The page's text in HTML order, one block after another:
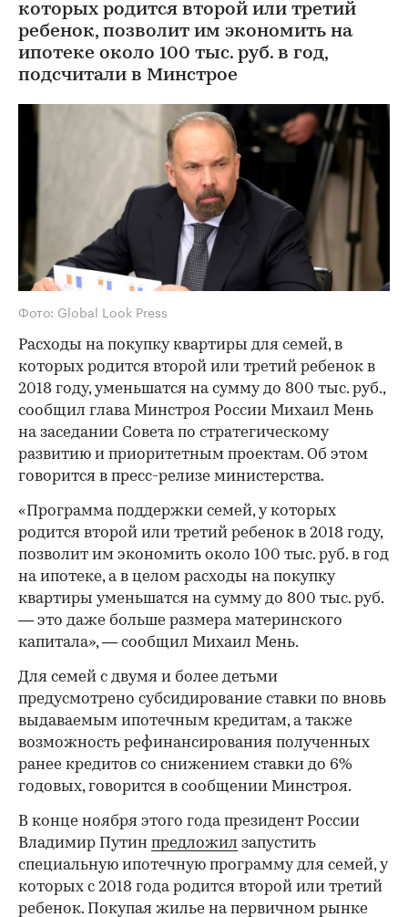
которых родится второй или третий
ребенок, позволит им экономить на
ипотеке около 100 тыс. руб. в год,
подсчитали в Минстрое
Фото: Global Look Press
Расходы на покупку квартиры для семей, в
которых родится второй или третий ребенок в
2018 году, уменьшатся на сумму до 800 тыс. руб.,
сообщил глава Минстроя России Михаил Мень
на заседании Совета по стратегическому
развитию и приоритетным проектам. Об этом
говорится в пресс-релизе министерства.
«Программа поддержки семей, у которых
родится второй или третий ребенок в 2018 году,
позволит им экономить около 100 тыс. руб. в год
на ипотеке, а в целом расходы на покупку
квартиры уменьшатся на сумму до 800 тыс. руб.
— это даже больше размера материнского
капитала», — сообщил Михаил Мень.
Для семей с двумя и более детьми
предусмотрено субсидирование ставки по вновь
выдаваемым ипотечным кредитам, а также
возможность рефинансирования полученных
ранее кредитов со снижением ставки до 6%
годовых, говорится в сообщении Минстроя.
В конце ноября этого года президент России
Владимир Путин предложил запустить
специальную ипотечную программу для семей, у
которых с 2018 года родится второй или третий
ребенок. Покупая жилье на первичном рынке